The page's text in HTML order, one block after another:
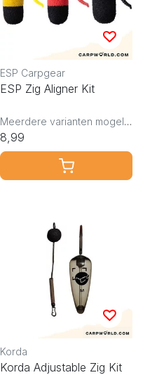
ESP Carpgear
ESP Zig Aligner Kit
Meerdere varianten mogelijk
8,99
Korda
Korda Adjustable Zig Kit